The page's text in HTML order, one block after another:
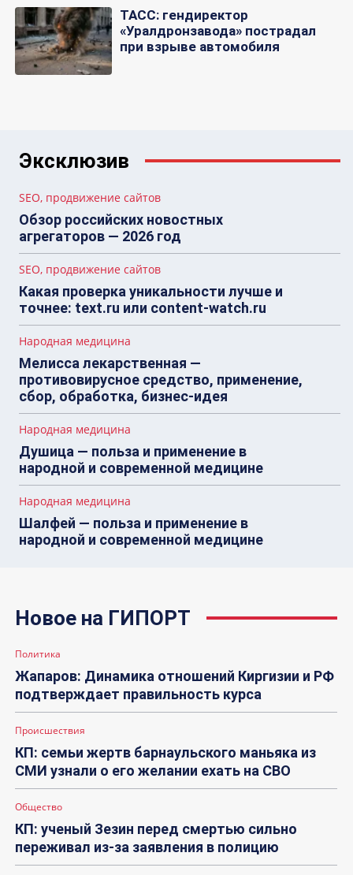
ТАСС: гендиректор
«Уралдронзавода» пострадал
при взрыве автомобиля
Эксклюзив
SEO, продвижение сайтов
Обзор российских новостных
агрегаторов — 2026 год
SEO, продвижение сайтов
Какая проверка уникальности лучше и
точнее: text.ru или content-watch.ru
Народная медицина
Мелисса лекарственная —
противовирусное средство, применение,
сбор, обработка, бизнес-идея
Народная медицина
Душица — польза и применение в
народной и современной медицине
Народная медицина
Шалфей — польза и применение в
народной и современной медицине
Новое на ГИПОРТ
Политика
Жапаров: Динамика отношений Киргизии и РФ
подтверждает правильность курса
Происшествия
КП: семьи жертв барнаульского маньяка из
СМИ узнали о его желании ехать на СВО
Общество
КП: ученый Зезин перед смертью сильно
переживал из-за заявления в полицию